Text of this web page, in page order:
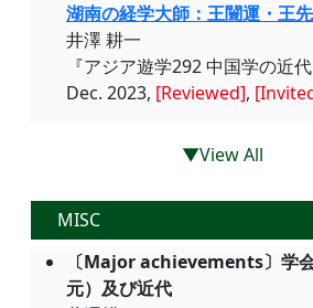
湖南の経学大師：王闓運・王
井澤 耕一
『アジア遊学292 中国学の近
Dec. 2023, [Reviewed],
▼View All
MISC
〔Major achievements〕学
元）及び